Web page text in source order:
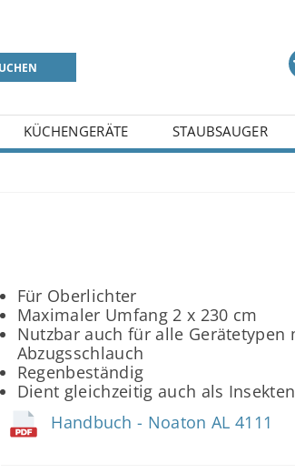
KÜCHENGERÄTE STAUBSAUGER
Für Oberlichter
Maximaler Umfang 2 x 230 cm
Nutzbar auch für alle Gerätetypen
Abzugsschlauch
Regenbeständig
Dient gleichzeitig auch als
Handbuch - Noaton AL 4111